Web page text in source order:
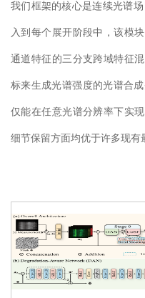
我们框架的核心是连续光谱
入到每个展开阶段中，该模
通道特征的三分支跨域特征
标来生成光谱强度的光谱合
仅能在任意光谱分辨率下实
细节保留方面均优于许多现有